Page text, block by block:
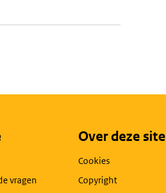
vragen
Over deze site
Cookies
Copyright